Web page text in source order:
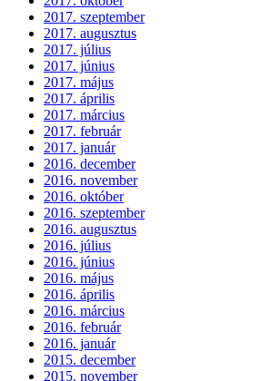
2017. szeptember
2017. augusztus
2017. július
2017. június
2017. május
2017. április
2017. március
2017. február
2017. január
2016. december
2016. november
2016. október
2016. szeptember
2016. augusztus
2016. július
2016. június
2016. május
2016. április
2016. március
2016. február
2016. január
2015. december
2015. november